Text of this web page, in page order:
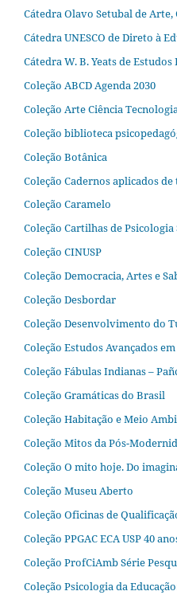
Cátedra Olavo Setubal de Arte,
Cátedra UNESCO de Direto à
Cátedra W. B. Yeats de
Coleção ABCD Agenda 2030
Coleção Arte Ciência Tecnologia
Coleção biblioteca
Coleção Botânica
Coleção Cadernos aplicados
Coleção Caramelo
Coleção Cartilhas de Psicologia
Coleção CINUSP
Coleção Democracia, Artes e
Coleção Desbordar
Coleção Desenvolvimento do
Coleção Estudos Avançados
Coleção Fábulas Indianas –
Coleção Gramáticas do Brasil
Coleção Habitação e Meio
Coleção Mitos da Pós-
Coleção O mito hoje. Do
Coleção Museu Aberto
Coleção Oficinas de
Coleção PPGAC ECA USP 40
Coleção ProfCiAmb Série
Coleção Psicologia da